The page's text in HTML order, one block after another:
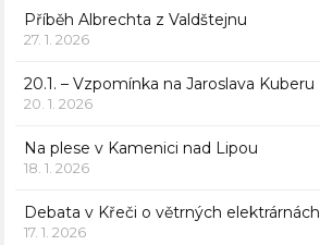
Příběh Albrechta z Valdštejnu
27. 1. 2026
20.1. – Vzpomínka na Jaroslava Kuberu
20. 1. 2026
Na plese v Kamenici nad Lipou
18. 1. 2026
Debata v Křeči o větrných elektrárnách
17. 1. 2026